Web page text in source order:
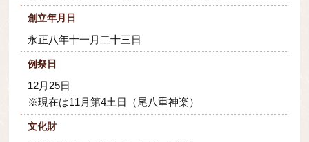
創立年月日
永正八年十一月二十三日
例祭日
12月25日
※現在は11月第4土日（尾八重神楽）
文化財